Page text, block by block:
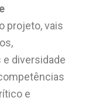
projeto, vais
diversidade
e